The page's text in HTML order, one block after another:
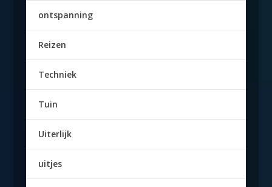
ontspanning
Reizen
Techniek
Tuin
Uiterlijk
uitjes